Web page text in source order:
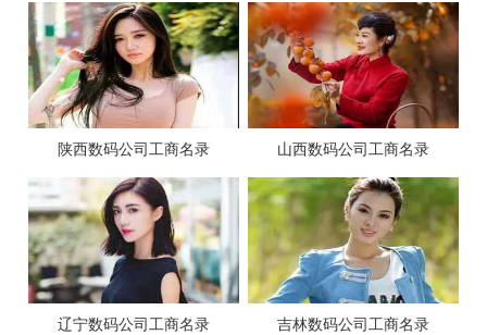
陕西数码公司工商名录 山西数码公司工商名录
辽宁数码公司工商名录 吉林数码公司工商名录